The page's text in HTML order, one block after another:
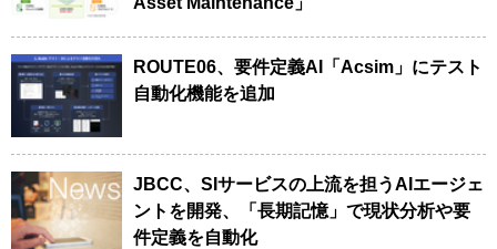
ROUTE06、要件定義AI「Acsim」にテスト
自動化機能を追加
JBCC、SIサービスの上流を担うAIエージェ
ントを開発、「長期記憶」で現状分析や要
件定義を自動化